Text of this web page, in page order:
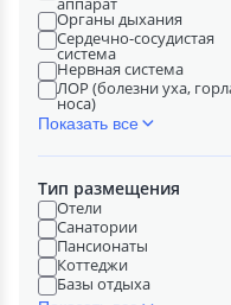
Органы дыхания
Сердечно-сосудистая
система
Нервная система
ЛОР (болезни уха,
носа)
Показать все
Тип размещения
Отели
Санатории
Пансионаты
Коттеджи
Базы отдыха